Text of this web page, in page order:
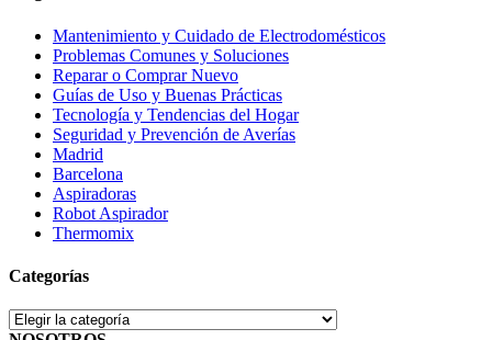
Mantenimiento y Cuidado de Electrodomésticos
Problemas Comunes y Soluciones
Reparar o Comprar Nuevo
Guías de Uso y Buenas Prácticas
Tecnología y Tendencias del Hogar
Seguridad y Prevención de Averías
Madrid
Barcelona
Aspiradoras
Robot Aspirador
Thermomix
Categorías
Categorías